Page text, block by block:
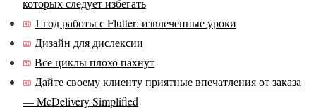
1 год работы с Flutter: извлеченные уроки
Дизайн для дислексии
Все циклы плохо пахнут
Дайте своему клиенту приятные впечатления от заказа
— McDelivery Simplified